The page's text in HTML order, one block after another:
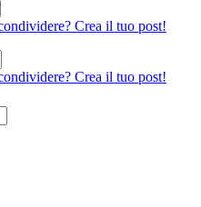
Crea il tuo post!
Crea il tuo post!